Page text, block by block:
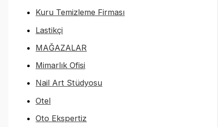
Kuru Temizleme Firması
Lastikçi
MAĞAZALAR
Mimarlık Ofisi
Nail Art Stüdyosu
Otel
Oto Ekspertiz